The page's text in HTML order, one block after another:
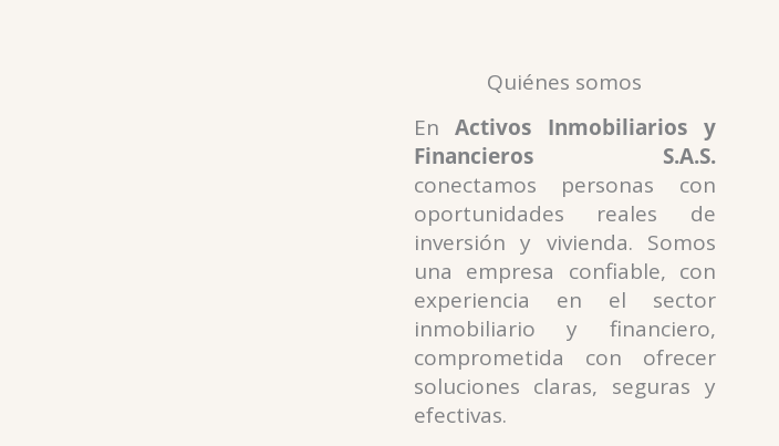
Quiénes somos
EnActivos Inmobiliarios y
Financieros S.A.S.
conectamos personas con
oportunidades reales de
inversión y vivienda. Somos
una empresa confiable, con
experiencia en el sector
inmobiliario y financiero,
comprometida con ofrecer
soluciones claras, seguras y
efectivas.